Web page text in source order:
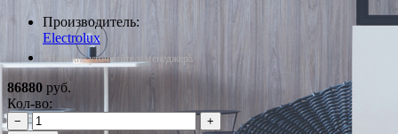
Производитель:
Electrolux
*Наличие уточняйте у менеджера
86880 руб.
Кол-во:
−
+